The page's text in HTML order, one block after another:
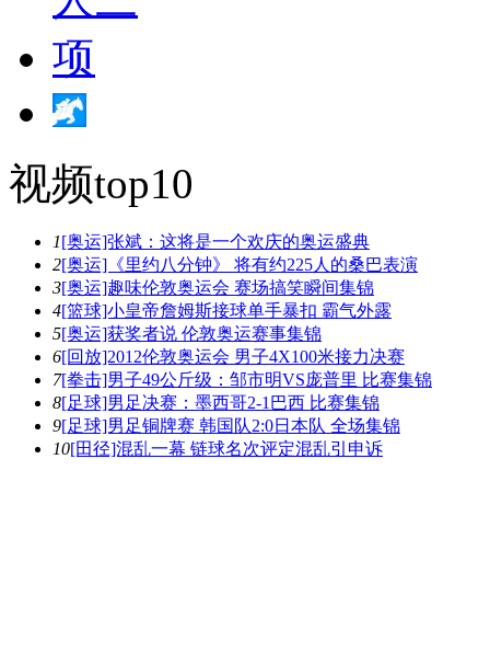
视频top10
1[奥运]张斌：这将是一个欢庆的奥运盛典
2[奥运]《里约八分钟》 将有约225人的桑巴表演
3[奥运]趣味伦敦奥运会 赛场搞笑瞬间集锦
4[篮球]小皇帝詹姆斯接球单手暴扣 霸气外露
5[奥运]获奖者说 伦敦奥运赛事集锦
6[回放]2012伦敦奥运会 男子4X100米接力决赛
7[拳击]男子49公斤级：邹市明VS庞普里 比赛集锦
8[足球]男足决赛：墨西哥2-1巴西 比赛集锦
9[足球]男足铜牌赛 韩国队2:0日本队 全场集锦
10[田径]混乱一幕 链球名次评定混乱引申诉